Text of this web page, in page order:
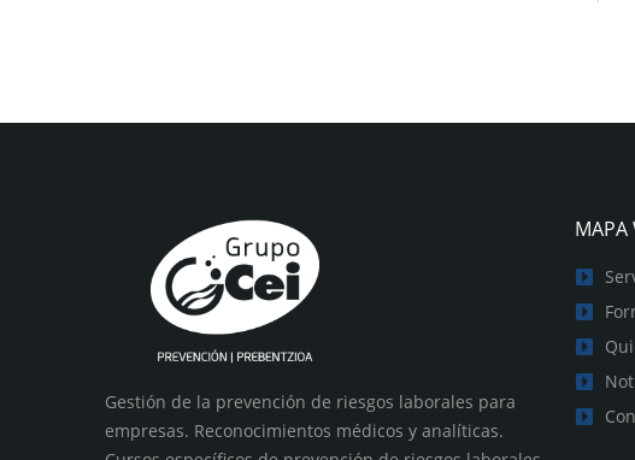
Gestión de la prevención de riesgos laborales para
empresas. Reconocimientos médicos y analíticas.
MAPA